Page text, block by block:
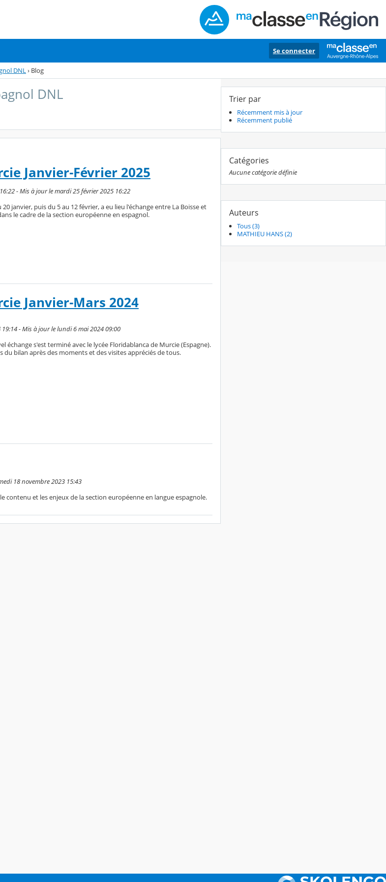
Se connecter
DNL› Blog
DNL
Janvier-Février 2025
- Mis à jour le mardi 25 février 2025 16:22
20 janvier, puis du 5 au 12 février, a eu lieu l'échange entre La Boisse et
le cadre de la section européenne en espagnol.
Janvier-Mars 2024
- Mis à jour le lundi 6 mai 2024 09:00
échange s'est terminé avec le lycée Floridablanca de Murcie (Espagne).
du bilan après des moments et des visites appréciés de tous.
18 novembre 2023 15:43
contenu et les enjeux de la section européenne en langue espagnole.
Trier par
Récemment mis à jour
Récemment publié
Catégories
Aucune catégorie définie
Auteurs
Tous (3)
MATHIEU HANS (2)